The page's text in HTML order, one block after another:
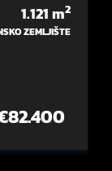
1.121m2
ZEMLJIŠTE
82.400